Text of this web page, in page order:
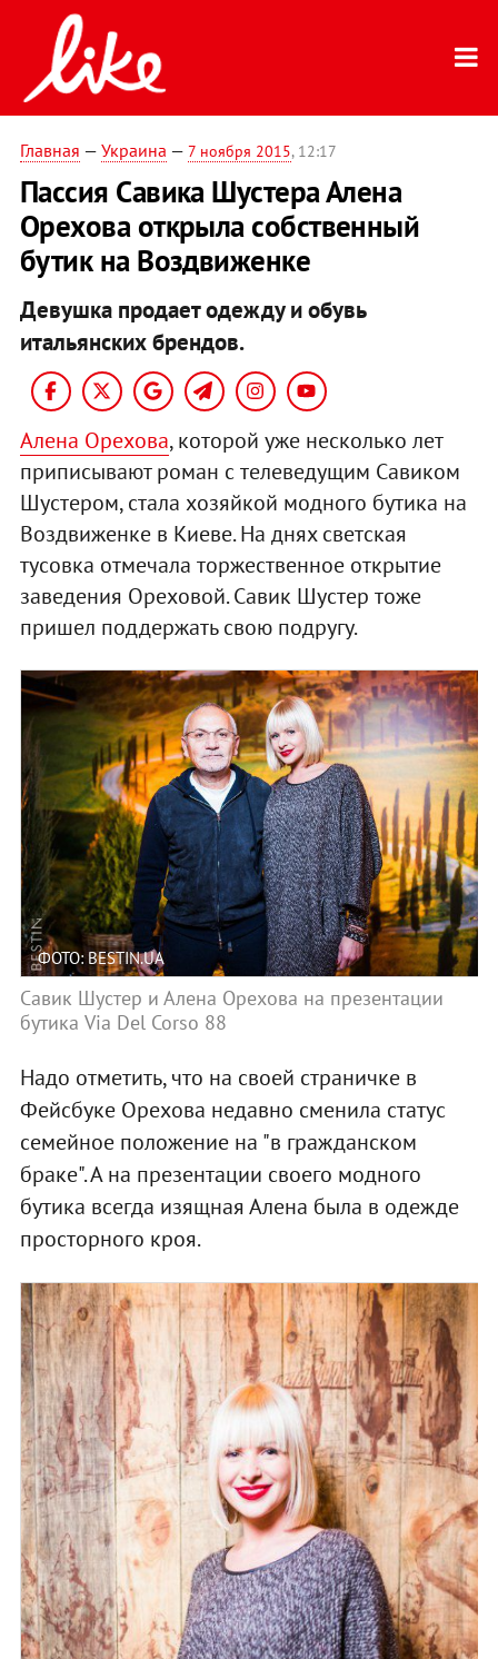
Главная — Украина — 7 ноября 2015, 12:17
Пассия Савика Шустера Алена
Орехова открыла собственный
бутик на Воздвиженке
Девушка продает одежду и обувь
итальянских брендов.
Алена Орехова, которой уже несколько лет
приписывают роман с телеведущим Савиком
Шустером, стала хозяйкой модного бутика на
Воздвиженке в Киеве. На днях светская
тусовка отмечала торжественное открытие
заведения Ореховой. Савик Шустер тоже
пришел поддержать свою подругу.
ФОТО: BESTIN.UA
Савик Шустер и Алена Орехова на презентации
бутика Via Del Corso 88
Надо отметить, что на своей страничке в
Фейсбуке Орехова недавно сменила статус
семейное положение на "в гражданском
браке". А на презентации своего модного
бутика всегда изящная Алена была в одежде
просторного кроя.